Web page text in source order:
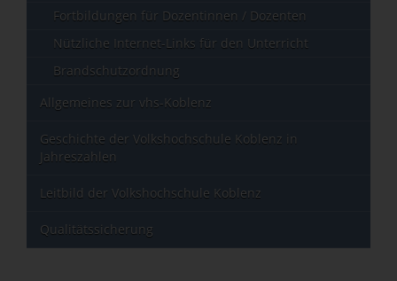
Fortbildungen für Dozentinnen / Dozenten
Nützliche Internet-Links für den Unterricht
Brandschutzordnung
Allgemeines zur vhs-Koblenz
Geschichte der Volkshochschule Koblenz in
Jahreszahlen
Leitbild der Volkshochschule Koblenz
Qualitätssicherung